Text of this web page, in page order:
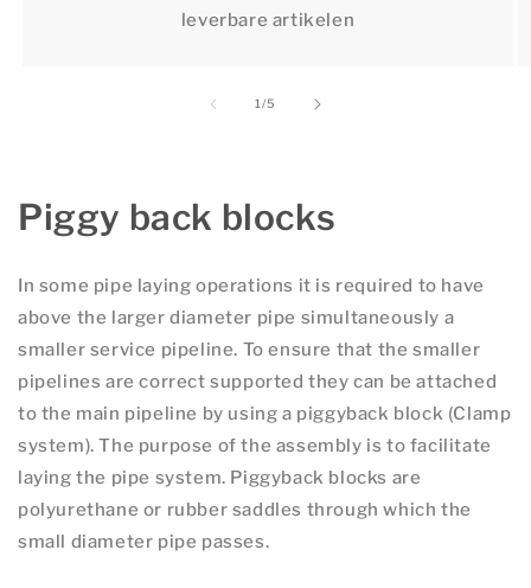
leverbare artikelen
1/van
5
Piggy back blocks
In some pipe laying operations it is required to have
above the larger diameter pipe simultaneously a
smaller service pipeline. To ensure that the smaller
pipelines are correct supported they can be attached
to the main pipeline by using a piggyback block (Clamp
system). The purpose of the assembly is to facilitate
laying the pipe system. Piggyback blocks are
polyurethane or rubber saddles through which the
small diameter pipe passes.